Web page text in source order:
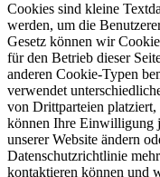
Cookies sind kleine
werden, um die
Gesetz können wir
für den Betrieb dieser
anderen Cookie-Typen
verwendet
von Drittparteien platziert,
können Ihre Einwilligung
unserer Website ändern
Datenschutzrichtlinie
kontaktieren können und